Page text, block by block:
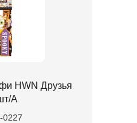
HWN Друзья
A
0227